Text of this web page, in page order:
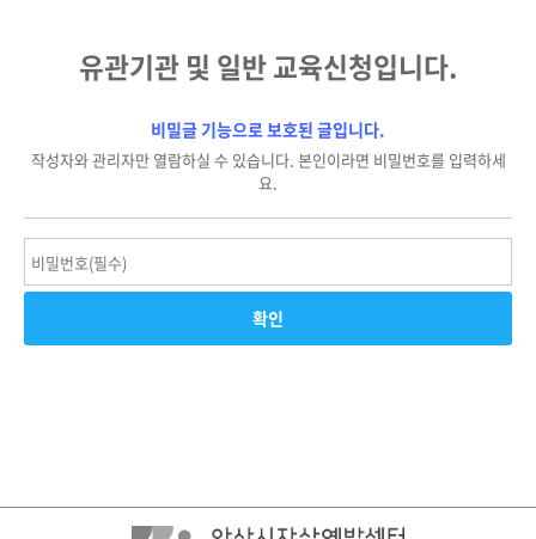
유관기관 및 일반 교육신청입니다.
비밀글 기능으로 보호된 글입니다.
작성자와 관리자만 열람하실 수 있습니다. 본인이라면 비밀번호를 입력하세
요.